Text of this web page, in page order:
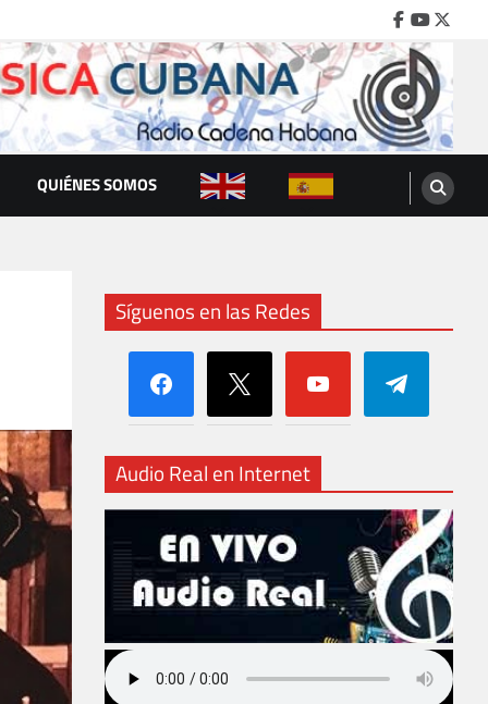
Facebook
Youtube
QUIÉNES SOMOS
Síguenos en las Redes
facebook x youtube telegram
Audio Real en Internet